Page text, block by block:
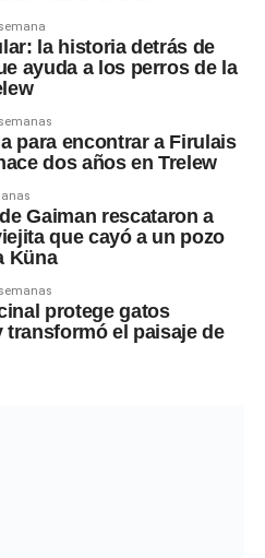
la historia detrás de
ayuda a los perros de la
para encontrar a Firulais
dos años en Trelew
Gaiman rescataron a
que cayó a un pozo
Küna
protege gatos
transformó el paisaje de